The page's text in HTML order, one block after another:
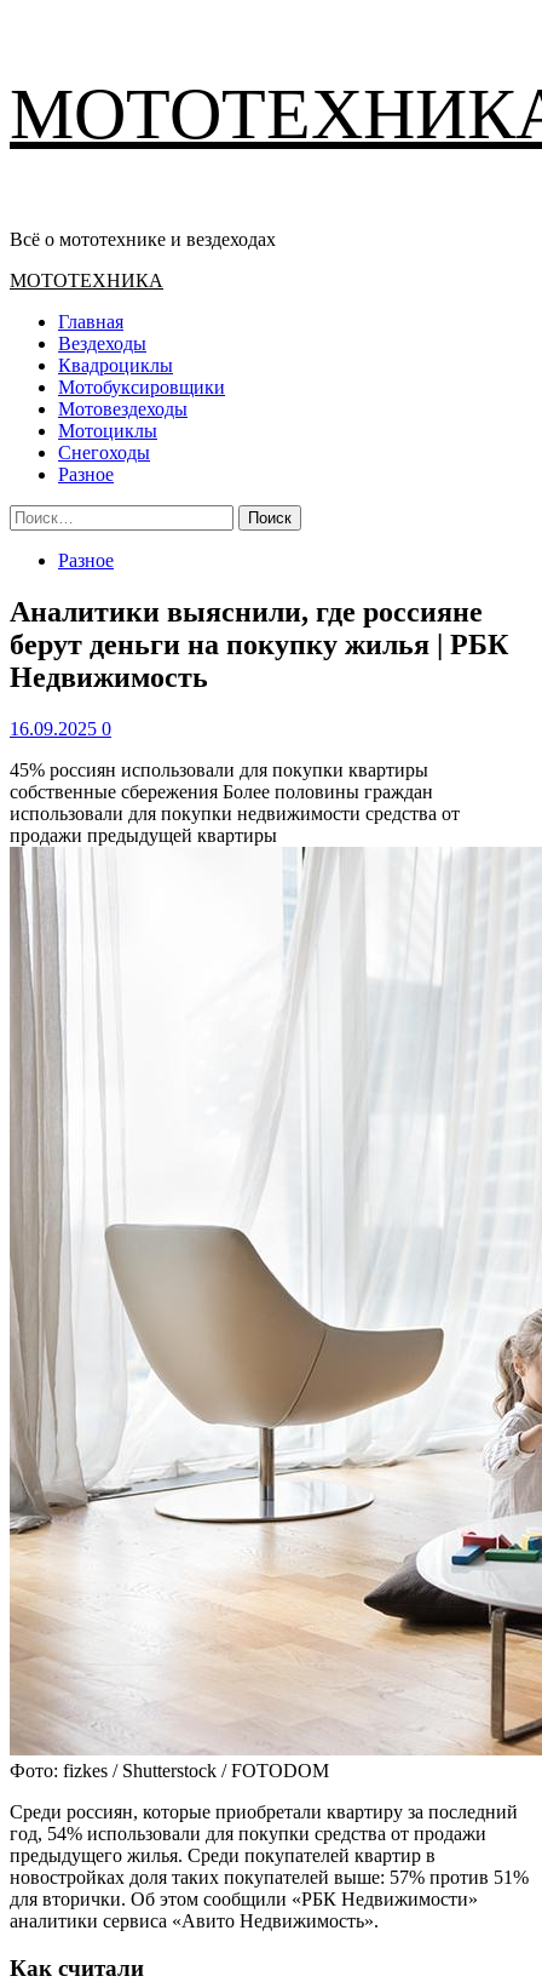
содержимому
Всё о мототехнике и вездеходах
Основное
МОТОТЕХНИКА
Главная
Вездеходы
Квадроциклы
Мотобуксировщики
Мотовездеходы
Мотоциклы
Снегоходы
Разное
Найти:
Разное
Аналитики выяснили, где россияне
берут деньги на покупку жилья | РБК
Недвижимость
16.09.2025 0
45% россиян использовали для покупки квартиры
собственные сбережения Более половины граждан
использовали для покупки недвижимости средства от
продажи предыдущей квартиры
Фото: fizkes / Shutterstock / FOTODOM
Среди россиян, которые приобретали квартиру за последний
год, 54% использовали для покупки средства от продажи
предыдущего жилья. Среди покупателей квартир в
новостройках доля таких покупателей выше: 57% против 51%
для вторички. Об этом сообщили «РБК Недвижимости»
аналитики сервиса «Авито Недвижимость».
Как считали